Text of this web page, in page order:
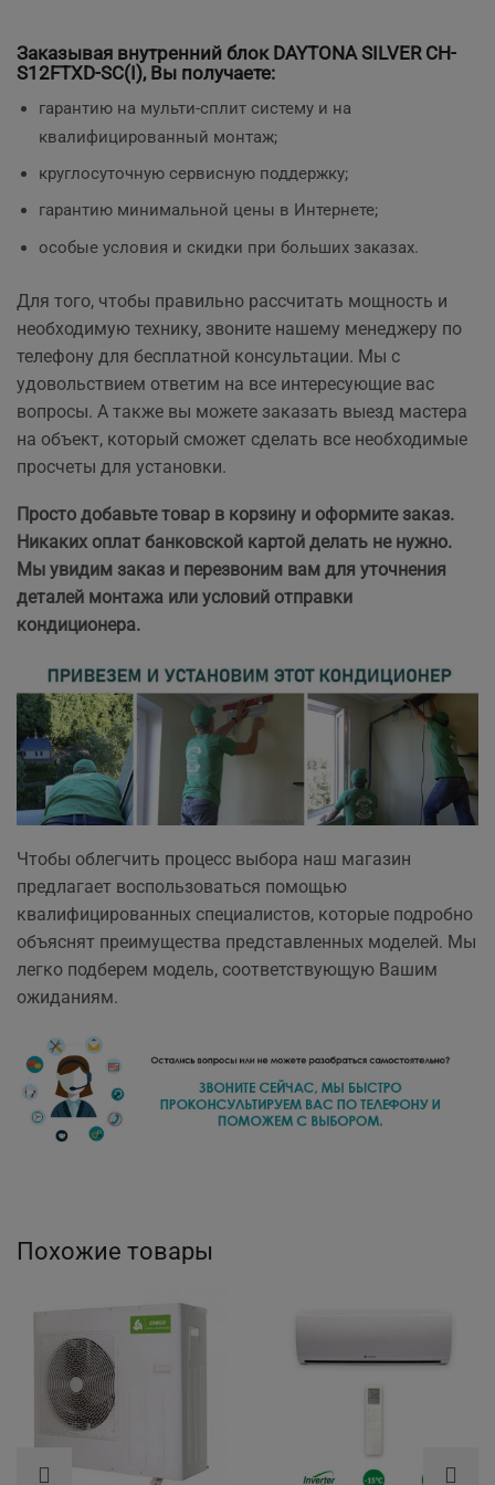
Заказывая внутренний блок DAYTONA SILVER CH-
S12FTXD-SC(I), Вы получаете:
гарантию на мульти-сплит систему и на
квалифицированный монтаж;
круглосуточную сервисную поддержку;
гарантию минимальной цены в Интернете;
особые условия и скидки при больших заказах.
Для того, чтобы правильно рассчитать мощность и
необходимую технику, звоните нашему менеджеру по
телефону для бесплатной консультации. Мы с
удовольствием ответим на все интересующие вас
вопросы. А также вы можете заказать выезд мастера
на объект, который сможет сделать все необходимые
просчеты для установки.
Просто добавьте товар в корзину и оформите заказ.
Никаких оплат банковской картой делать не нужно.
Мы увидим заказ и перезвоним вам для уточнения
деталей монтажа или условий отправки
кондиционера.
Чтобы облегчить процесс выбора наш магазин
предлагает воспользоваться помощью
квалифицированных специалистов, которые подробно
объяснят преимущества представленных моделей. Мы
легко подберем модель, соответствующую Вашим
ожиданиям.
Похожие товары